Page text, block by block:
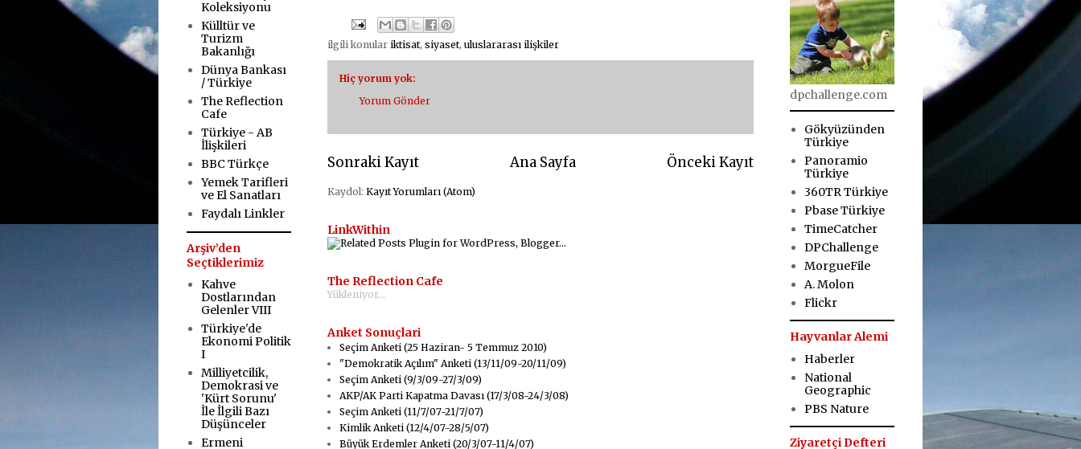
ilgili konular iktisat, siyaset, uluslararası ilişkiler
Hiç yorum yok:
Yorum Gönder
Sonraki Kayıt Önceki Kayıt
Ana Sayfa
Kaydol: Kayıt Yorumları (Atom)
LinkWithin
The Reflection Cafe
Yükleniyor...
Anket Sonuçlari
Seçim Anketi (25 Haziran- 5 Temmuz 2010)
"Demokratik Açılım" Anketi (13/11/09-20/11/09)
Seçim Anketi (9/3/09-27/3/09)
AKP/AK Parti Kapatma Davası (17/3/08-24/3/08)
Seçim Anketi (11/7/07-21/7/07)
Kimlik Anketi (12/4/07-28/5/07)
Büyük Erdemler Anketi (20/3/07-11/4/07)
Koleksiyonu
Külltür ve
Turizm
Bakanlığı
Dünya Bankası
/ Türkiye
The Reflection
Cafe
Türkiye - AB
İlişkileri
BBC Türkçe
Yemek Tarifleri
ve El Sanatları
Faydalı Linkler
Arşiv’den
Seçtiklerimiz
Kahve
Dostlarından
Gelenler VIII
Türkiye'de
Ekonomi Politik
I
Milliyetcilik,
Demokrasi ve
'Kürt Sorunu'
İle İlgili Bazı
Düşünceler
Ermeni
dpchallenge.com
Gökyüzünden
Türkiye
Panoramio
Türkiye
360TR Türkiye
Pbase Türkiye
TimeCatcher
DPChallenge
MorgueFile
A. Molon
Flickr
Hayvanlar Alemi
Haberler
National
Geographic
PBS Nature
Ziyaretçi Defteri